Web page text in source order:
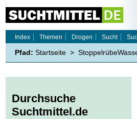
Index
Themen Drogen Sucht
Pfad: Startseite >
Durchsuche
Suchtmittel.de